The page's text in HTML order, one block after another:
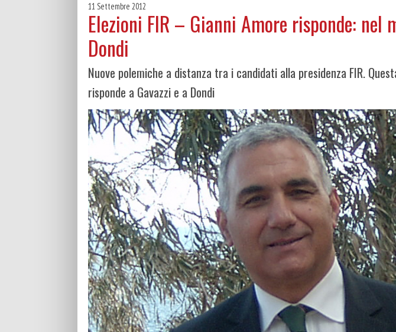
11 Settembre 2012
Elezioni FIR – Gianni Amore risponde: nel
Dondi
Nuove polemiche a distanza tra i candidati alla presidenza FIR.
risponde a Gavazzi e a Dondi